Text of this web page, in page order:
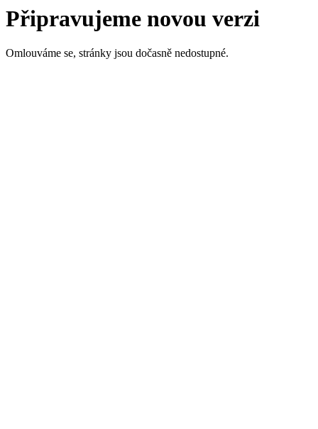
Připravujeme novou verzi
Omlouváme se, stránky jsou dočasně nedostupné.